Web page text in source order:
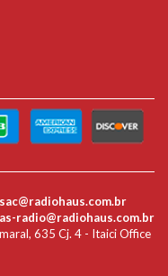
sac@radiohaus.com.br
radio@radiohaus.com.br
635 Cj. 4 - Itaici Office